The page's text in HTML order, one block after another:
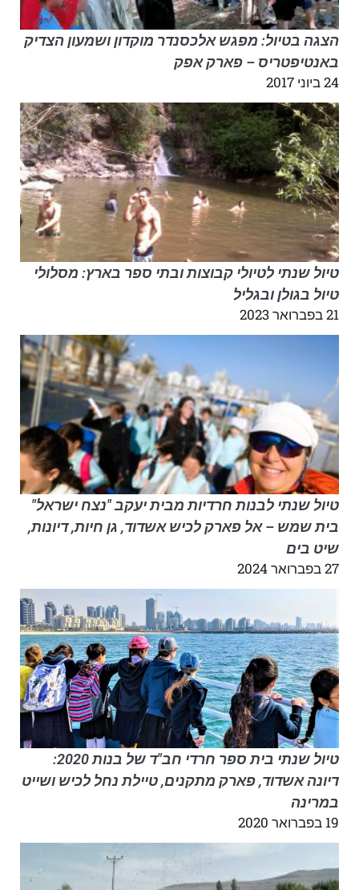
הצגה בטיול: מפגש אלכסנדר מוקדון ושמעון הצדיק
באנטיפטריס – פארק אפק
24 ביוני 2017
טיול שנתי לטיולי קבוצות ובתי ספר בארץ: מסלולי
טיול בגולן ובגליל
21 בפברואר 2023
טיול שנתי לבנות חרדיות מבית יעקב "נצח ישראל"
בית שמש – אל פארק לכיש אשדוד, גן חיות, דיונות,
שיט בים
27 בפברואר 2024
טיול שנתי בית ספר חרדי חב"ד של בנות 2020:
דיונה אשדוד, פארק מתקנים, טיילת נחל לכיש ושייט
במרינה
19 בפברואר 2020